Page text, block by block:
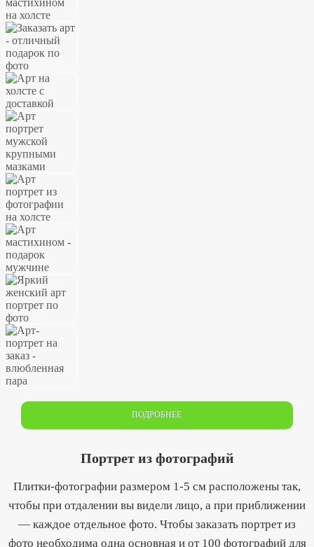
ПОДРОБНЕЕ
Портрет из фотографий
Плитки-фотографии размером 1-5 см расположены так,
чтобы при отдалении вы видели лицо, а при приближении
— каждое отдельное фото. Чтобы заказать портрет из
фото необходима одна основная и от 100 фотографий для